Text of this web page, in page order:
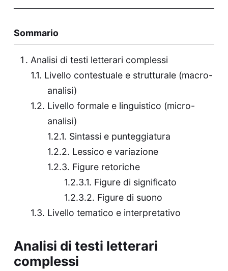
Sommario
Analisi di testi letterari complessi
Livello contestuale e strutturale (macro-
analisi)
Livello formale e linguistico (micro-
analisi)
Sintassi e punteggiatura
Lessico e variazione
Figure retoriche
Figure di significato
Figure di suono
Livello tematico e interpretativo
Analisi di testi letterari
complessi